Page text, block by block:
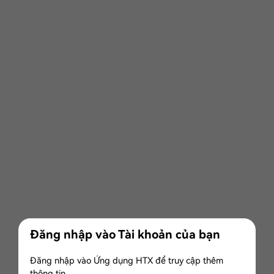
Đăng nhập vào Tài khoản của bạn
Đăng nhập vào Ứng dụng HTX để truy cập thêm